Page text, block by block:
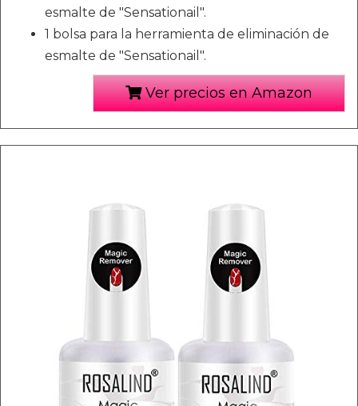
esmalte de "Sensationail".
1 bolsa para la herramienta de eliminación de
esmalte de "Sensationail".
Ver precios en Amazon